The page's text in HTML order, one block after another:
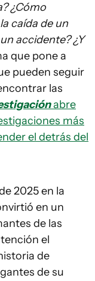
¿Cómo
caída de un
accidente? ¿Y
que pone a
pueden seguir
las
abre
más
el detrás del
2025 en la
en un
de las
el
de
de su